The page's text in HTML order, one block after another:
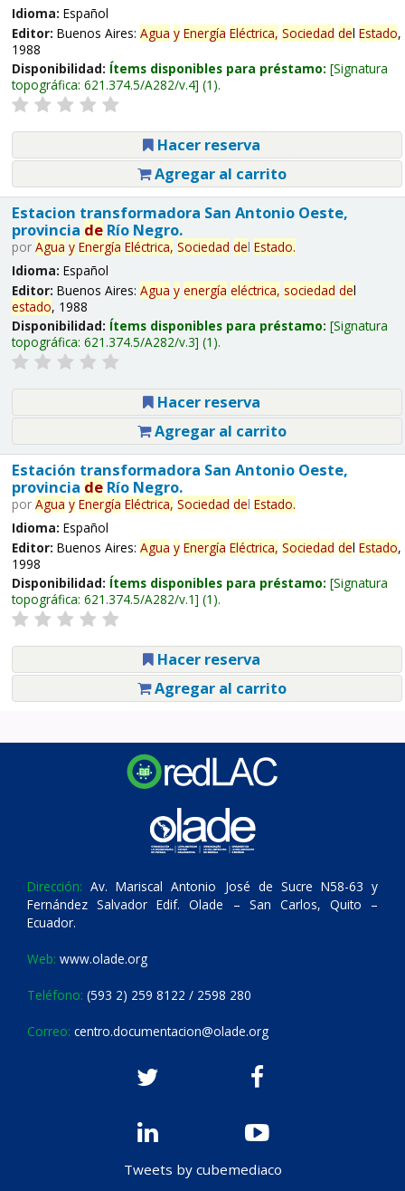
Idioma: Español
Editor: Buenos Aires: Agua y Energía Eléctrica, Sociedad del Estado,
1988
Disponibilidad: Ítems disponibles para préstamo: Signatura
topográfica: 621.374.5/A282/v.4 (1).
Hacer reserva
Agregar al carrito
Estacion transformadora San Antonio Oeste,
provincia deRío Negro.
por Agua y Energía Eléctrica, Sociedad del Estado.
Idioma: Español
Editor: Buenos Aires: Agua y energía eléctrica, sociedad del
estado, 1988
Disponibilidad: Ítems disponibles para préstamo: Signatura
topográfica: 621.374.5/A282/v.3 (1).
Hacer reserva
Agregar al carrito
Estación transformadora San Antonio Oeste,
provincia deRío Negro.
por Agua y Energía Eléctrica, Sociedad del Estado.
Idioma: Español
Editor: Buenos Aires: Agua y Energía Eléctrica, Sociedad del Estado,
1998
Disponibilidad: Ítems disponibles para préstamo: Signatura
topográfica: 621.374.5/A282/v.1 (1).
Hacer reserva
Agregar al carrito
Dirección: Av. Mariscal Antonio José de Sucre N58-63 y
Fernández Salvador Edif. Olade – San Carlos, Quito –
Ecuador.
Web: www.olade.org
Teléfono: (593 2) 259 8122 / 2598 280
Correo: centro.documentacion@olade.org
Tweets by cubemediaco